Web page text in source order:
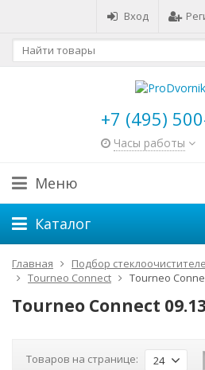
Вход
+7 (495)
Часы работы
Меню
Каталог
Главная Подбор
Tourneo Connect
Tourneo
Tourneo Connect
Товаров на странице: 24